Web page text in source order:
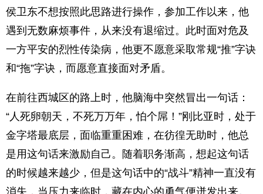
侯卫东不想按照此思路进行操作，参加工作以来，他
遇到无数麻烦事件，从来没有退缩过。此时面对危及
一方平安的烈性传染病，他更不愿意采取常规“推”字诀
和“拖”字诀，而愿意直接面对矛盾。
在前往西城区的路上时，他脑海中突然冒出一句话：
“人死卵朝天，不死万万年，怕个屌！”刚比亚时，处于
金字塔最底层，面临重重困难，在彷徨无助时，他总
是用这句话来激励自己。随着职务渐高，想起这句话
的时候越来越少，但是这句话中的“战斗”精神一直没有
消失，当压力来临时，藏在内心的勇气便迸发出来。